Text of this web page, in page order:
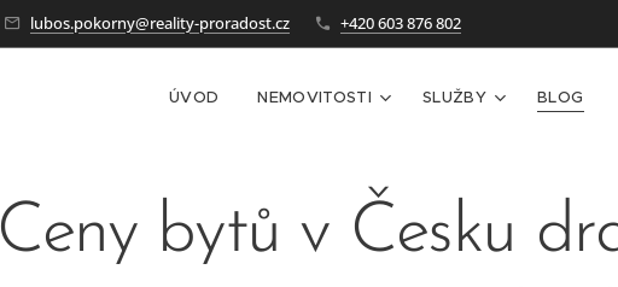
lubos.pokorny@reality-proradost.cz +420 603 876 802
ÚVOD NEMOVITOSTI SLUŽBY BLOG
Ceny bytů v Česku